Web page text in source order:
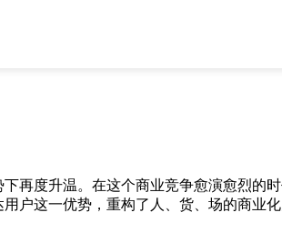
再度升温。在这个商业竞争愈演愈烈的
户这一优势，重构了人、货、场的商业